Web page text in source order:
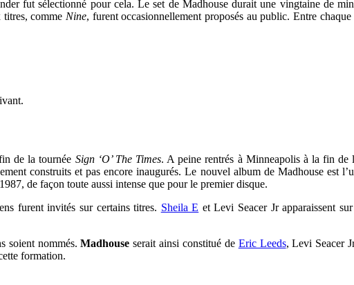
fut sélectionné pour cela. Le set de Madhouse durait une vingtaine de
comme Nine, furent occasionnellement proposés au public. Entre
de la tournée Sign ‘O’ The Times. A peine rentrés à Minneapolis à la fin de
construits et pas encore inaugurés. Le nouvel album de Madhouse est
de façon toute aussi intense que pour le premier disque.
furent invités sur certains titres. Sheila E etLevi Seacer Jrapparaissent
soient nommés.Madhouse serait ainsi constitué de Eric Leeds, Levi Seacer
formation.